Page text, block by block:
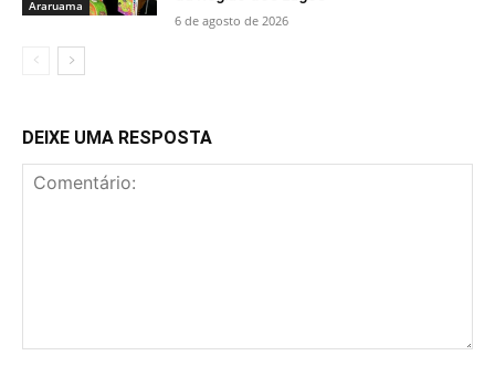
Araruama
6 de agosto de 2026
DEIXE UMA RESPOSTA